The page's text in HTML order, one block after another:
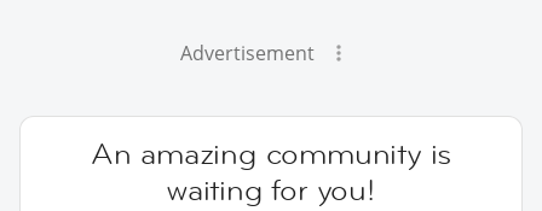
Advertisement
An amazing community is
waiting for you!